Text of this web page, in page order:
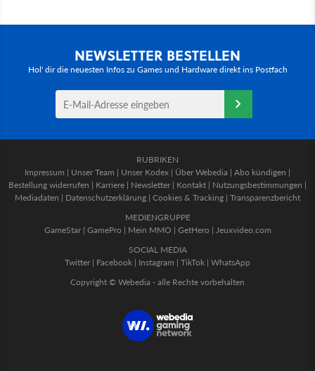
NEWSLETTER BESTELLEN
Hol' dir die neuesten Infos zu Games und Hardware direkt ins Postfach
RUBRIKEN
Impressum | Unser Team | Unser Kodex | Über Webedia | Abo kündigen |
Bestellung widerrufen | Karriere | Newsletter | Kontakt | Nutzungsbestimmungen |
Mediadaten | Datenschutzerklärung | Cookies & Tracking | Transparenzbericht
MEDIENGRUPPE
GameStar| GamePro | Mein MMO | GetHero | Jeuxvideo.com
SOCIAL MEDIA
Twitter | Facebook | Instagram | TikTok | WhatsApp
Copyright © Webedia - alle Rechte vorbehalten